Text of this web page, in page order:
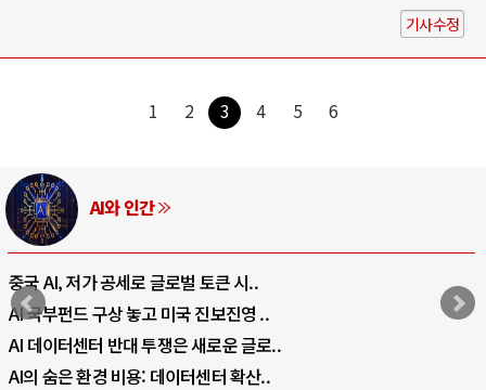
기사수정
1 2 3 4 5 6
AI와 인간
중국 AI, 저가 공세로 글로벌 토큰 시..
AI 국부펀드 구상 놓고 미국 진보진영 ..
AI 데이터센터 반대 투쟁은 새로운 글로..
AI의 숨은 환경 비용: 데이터센터 확산..